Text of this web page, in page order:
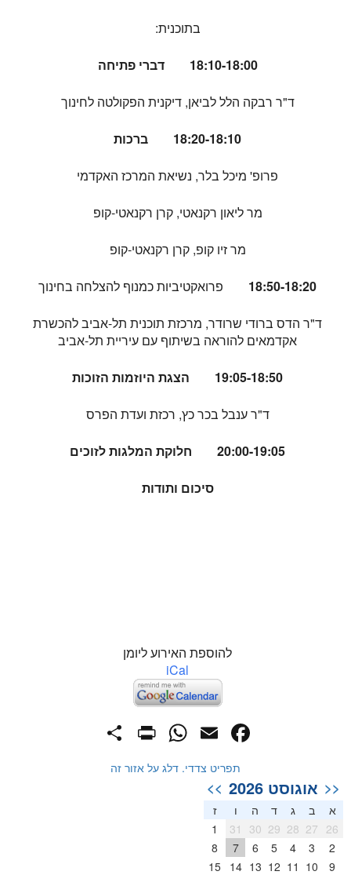
בתוכנית:
18:10-18:00 דברי פתיחה
ד"ר רבקה הלל לביאן, דיקנית הפקולטה לחינוך
18:20-18:10 ברכות
פרופ' מיכל בלר, נשיאת המרכז האקדמי
מר ליאון רקנאטי, קרן רקנאטי-קופ
מר זיו קופ, קרן רקנאטי-קופ
18:50-18:20 פרואקטיביות כמנוף להצלחה בחינוך
ד"ר הדס ברודי שרודר, מרכזת תוכנית תל-אביב להכשרת
אקדמאים להוראה בשיתוף עם עיריית תל-אביב
19:05-18:50 הצגת היוזמות הזוכות
ד"ר ענבל בכר כץ, רכזת ועדת הפרס
20:00-19:05 חלוקת המלגות לזוכים
סיכום ותודות
להוספת האירוע ליומן
iCal
Facebook
Email
WhatsApp
תפריט צדדי. דלג על אזור זה
<< אוגוסט 2026 >>
א ב ג ד ה
ז
26
27
28
29
30
31
2
3
4
5
6
7
8
9
10
11
12
13
14
15